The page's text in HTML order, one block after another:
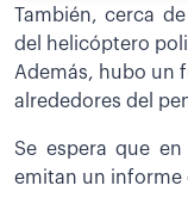
También, cerca
del helicóptero
Además, hubo un
alrededores del
Se espera que
emitan un informe